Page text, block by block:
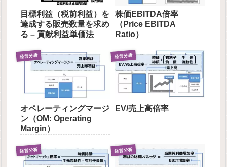
目標利益（税前利益）を
達成する販売数量を求め
る – 貢献利益単価法
株価EBITDA倍率
（Price EBITDA
Ratio）
経営分析
オペレーティングマージ
ン（OM: Operating
Margin）
経営分析
EV/売上高倍率
経営分析 経営分析